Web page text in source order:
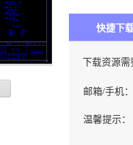
快捷下
下载资源需
邮箱/手机：
温馨提示：